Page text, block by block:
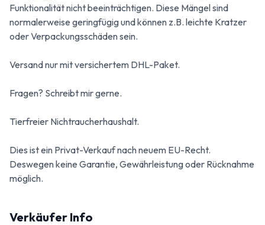
Funktionalität nicht beeinträchtigen. Diese Mängel sind
normalerweise geringfügig und können z.B. leichte Kratzer
oder Verpackungsschäden sein.
Versand nur mit versichertem DHL-Paket.
Fragen? Schreibt mir gerne.
Tierfreier Nichtraucherhaushalt.
Dies ist ein Privat-Verkauf nach neuem EU-Recht.
Deswegen keine Garantie, Gewährleistung oder Rücknahme
möglich.
Verkäufer Info